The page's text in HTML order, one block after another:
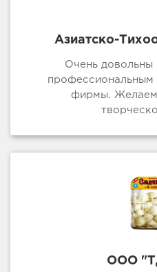
Азиатско-
Очень довольны
фирмы. Желаем
ООО